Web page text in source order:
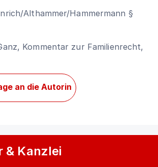
Althammer/Hammermann §
Kommentar zur Familienrecht,
an die Autorin
& Kanzlei